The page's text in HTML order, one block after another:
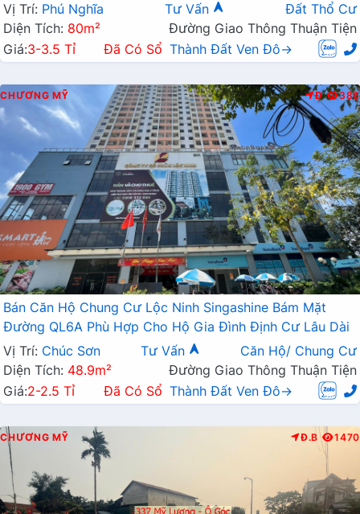
Vị Trí: Phú Nghĩa Tư Vấn
Đất Thổ Cư
Diện Tích: 80m²
Đường Giao Thông Thuận Tiện
Giá:3-3.5 Tỉ Đã Có Sổ Thành Đất Ven Đô→
CHƯƠNG MỸ Đ 386
Bán Căn Hộ Chung Cư Lộc Ninh Singashine Bám Mặt
Đường QL6A Phù Hợp Cho Hộ Gia Đình Định Cư Lâu Dài
Vị Trí: Chúc Sơn Tư Vấn
Căn Hộ/ Chung Cư
Diện Tích: 48.9m²
Đường Giao Thông Thuận Tiện
Giá:2-2.5 Tỉ Đã Có Sổ Thành Đất Ven Đô→
CHƯƠNG MỸ Đ.B 1470